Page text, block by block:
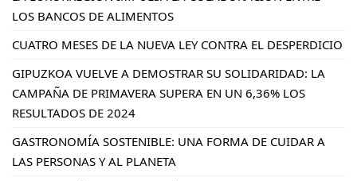
LOS BANCOS DE ALIMENTOS
CUATRO MESES DE LA NUEVA LEY CONTRA EL DESPERDICIO
GIPUZKOA VUELVE A DEMOSTRAR SU SOLIDARIDAD: LA
CAMPAÑA DE PRIMAVERA SUPERA EN UN 6,36% LOS
RESULTADOS DE 2024
GASTRONOMÍA SOSTENIBLE: UNA FORMA DE CUIDAR A
LAS PERSONAS Y AL PLANETA